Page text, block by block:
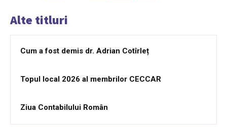
Alte titluri
Cum a fost demis dr. Adrian Cotîrleț
Topul local 2026 al membrilor CECCAR
Ziua Contabilului Român